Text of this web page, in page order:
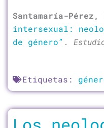
Santamaría-
intersexual:
de género” .
Etiquetas: